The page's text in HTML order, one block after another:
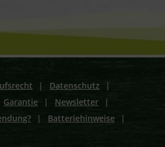
| Datenschutz
|
Garantie | Newsletter
|
| Batteriehinweise
|